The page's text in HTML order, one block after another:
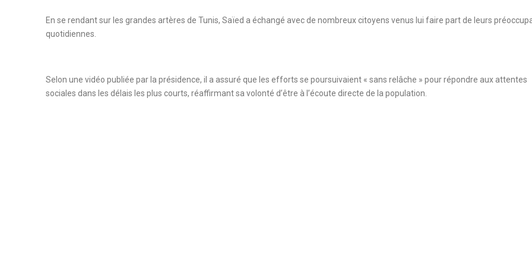
En se rendant sur les grandes artères de Tunis, Saïed a échangé avec de nombreux citoyens venus lui faire part de leurs
quotidiennes.
Selon une vidéo publiée par la présidence, il a assuré que les efforts se poursuivaient « sans relâche » pour répondre aux attentes
sociales dans les délais les plus courts, réaffirmant sa volonté d’être à l’écoute directe de la population.